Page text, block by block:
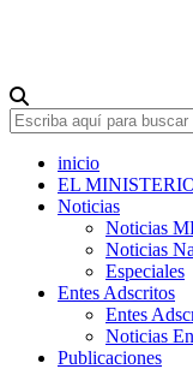
inicio
EL
Noticias
Noticias
Noticias
Especiales
Entes Adscritos
Entes
Noticias
Publicaciones